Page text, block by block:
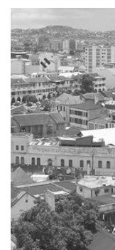
Concours vidéo
Matinales
Nos partenaires
Evénements
Publications et
Documents
Les adhérents
Annuaire
Offres d’emploi
Forum
Actualités
Nous contacter